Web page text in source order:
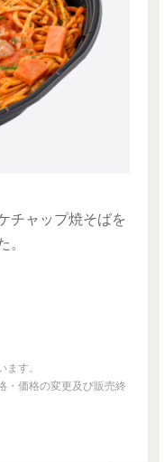
チャップ焼そばを
。
す。
・価格の変更及び販売終